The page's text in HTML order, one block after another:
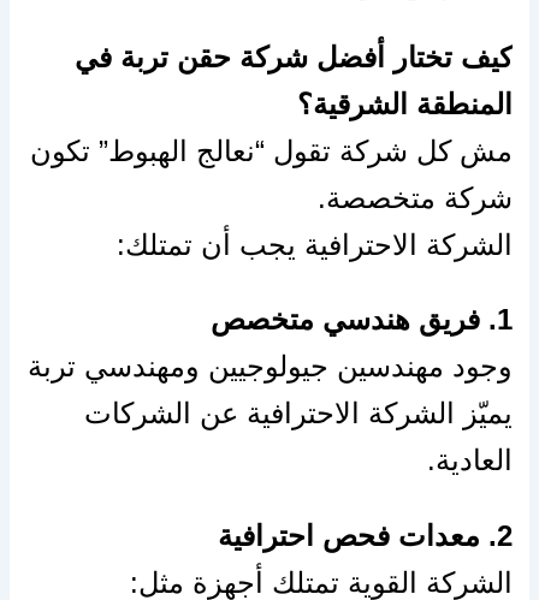
كيف تختار أفضل شركة حقن تربة في
المنطقة الشرقية؟
مش كل شركة تقول “نعالج الهبوط” تكون
شركة متخصصة.
الشركة الاحترافية يجب أن تمتلك:
1. فريق هندسي متخصص
وجود مهندسين جيولوجيين ومهندسي تربة
يميّز الشركة الاحترافية عن الشركات
العادية.
2. معدات فحص احترافية
الشركة القوية تمتلك أجهزة مثل: